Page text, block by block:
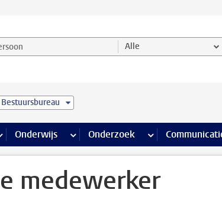
en selecteer categorie Alle
Bestuursbureau
Faciliteiten pagina’s
Onderwijs meer Onderwijs pagina’s
Onderzoek meer Onderzoek
medewerker